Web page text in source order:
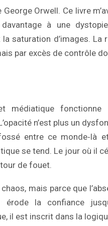
Orwell. Ce livre
à une
saturation d’images. La
par excès de contrôle
médiatique
n’est plus un
entre ce monde‑là
se tend. Le jour où il
de fouet.
mais parce que
érode la confiance
il est inscrit dans la